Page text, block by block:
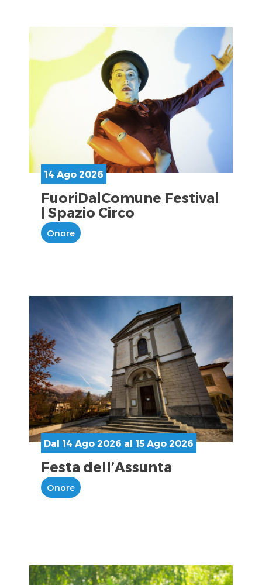
14 Ago 2026
FuoriDalComune Festival
| Spazio Circo
Onore
Dal 14 Ago 2026 al 15 Ago 2026
Festa dell’Assunta
Onore